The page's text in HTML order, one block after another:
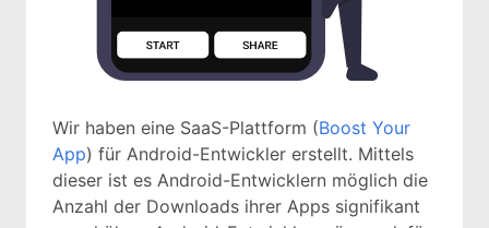
Wir haben eine SaaS-Plattform (Boost Your
App) für Android-Entwickler erstellt. Mittels
dieser ist es Android-Entwicklern möglich die
Anzahl der Downloads ihrer Apps signifikant